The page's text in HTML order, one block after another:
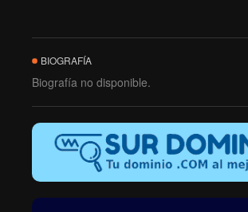
BIOGRAFÍA
Biografía no disponible.